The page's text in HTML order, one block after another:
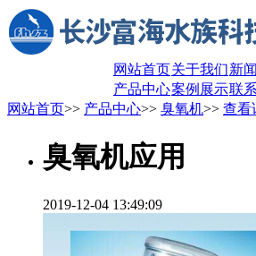
网站首页关于我们新
产品中心案例展示联
网站首页>> 产品中心>> 臭氧机>> 查看
臭氧机应用
2019-12-04 13:49:09